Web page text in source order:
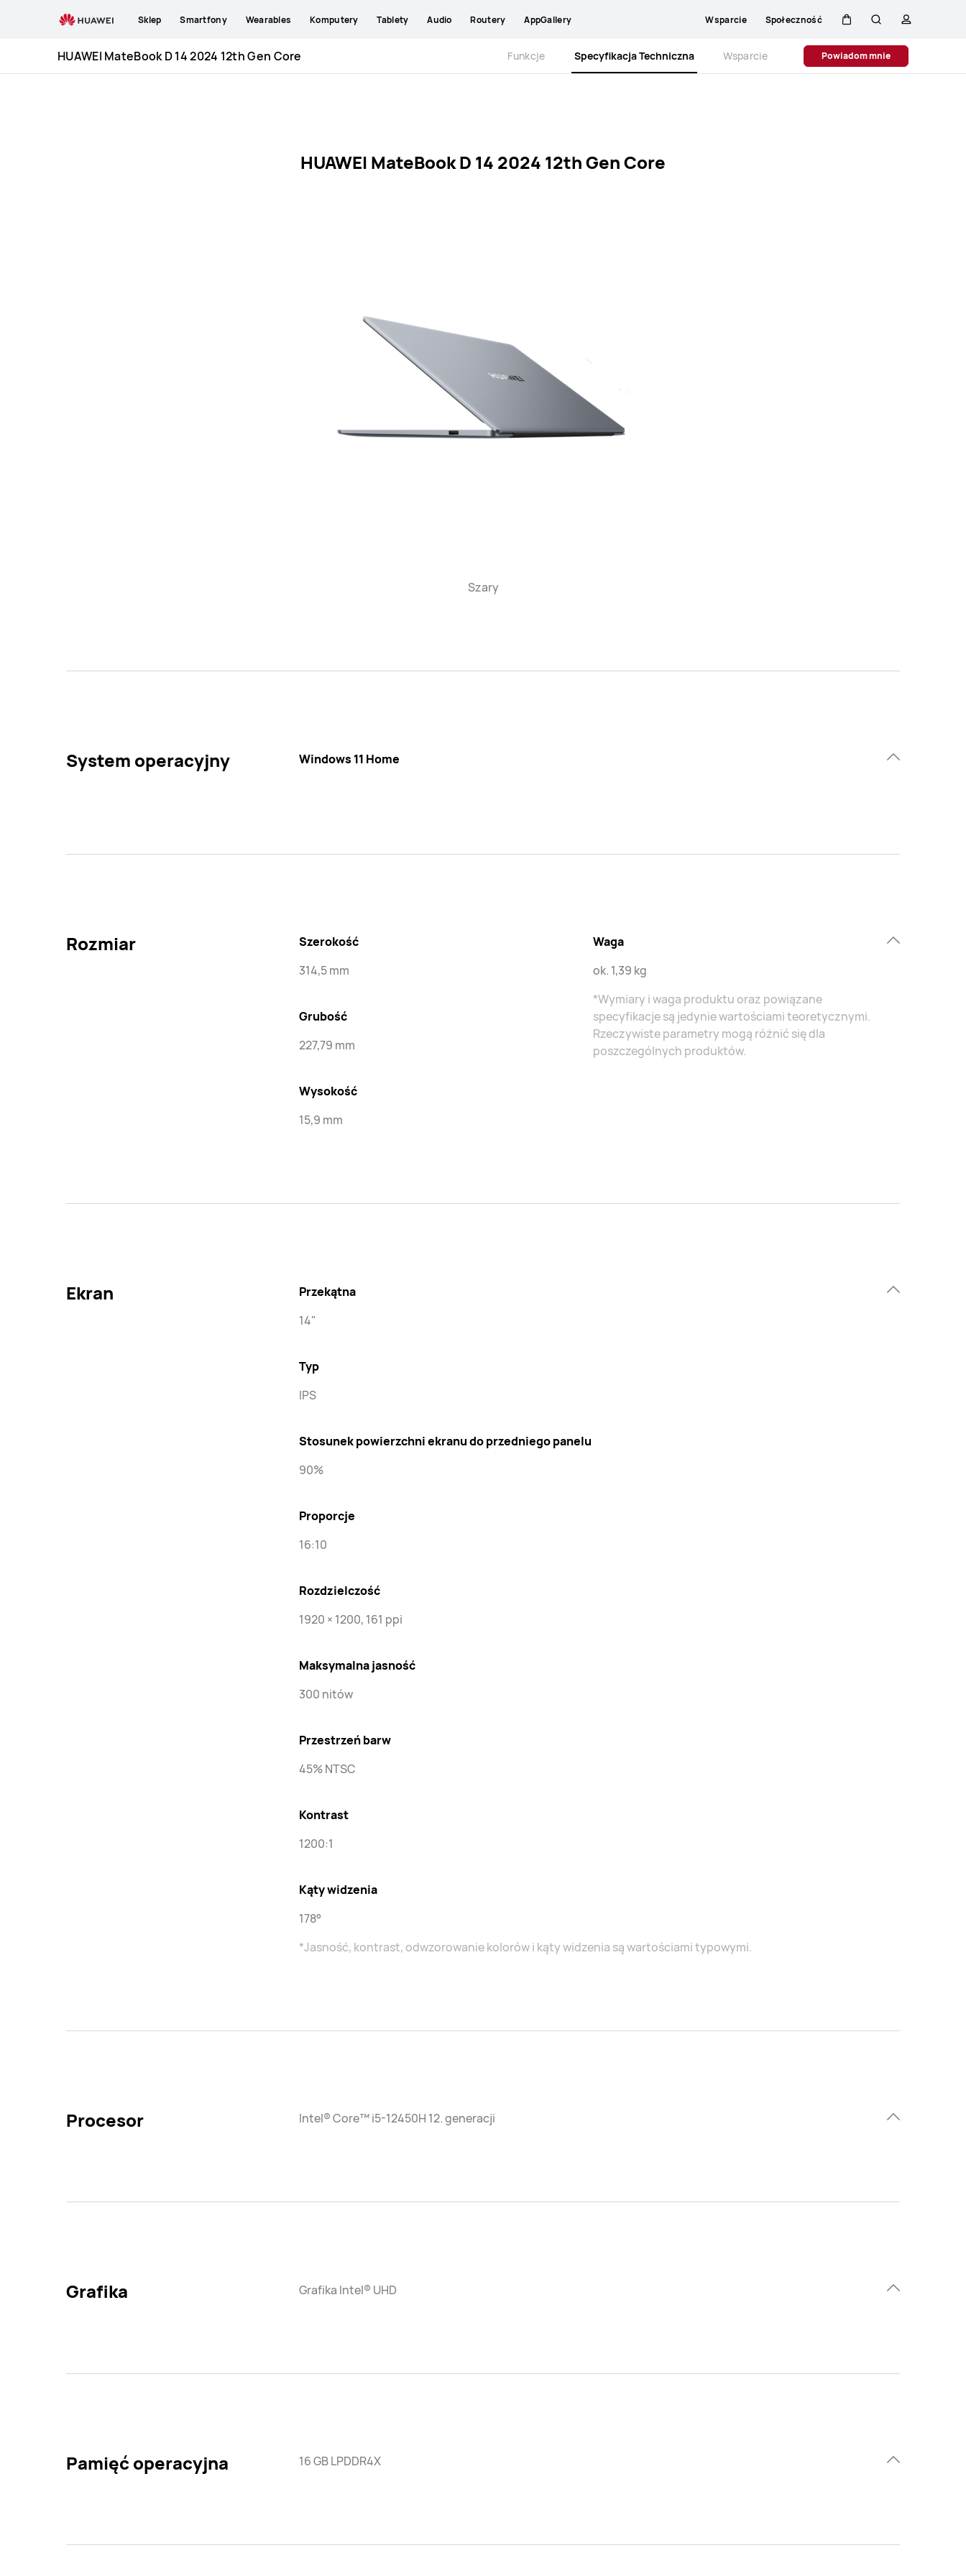
2024
Sklep Smartfony Wearables Komputery Tablety Audio Routery AppGallery Wsparcie Społeczność
HUAWEI MateBook D 14 2024 12th Gen Core Funkcje Specyfikacja Techniczna Wsparcie Powiadom mnie
HUAWEI MateBook D 14 2024 12th Gen Core
Szary
System operacyjny Windows 11 Home
Rozmiar
Szerokość
314,5 mm
Grubość
227,79 mm
Wysokość
15,9 mm
Waga
ok. 1,39 kg
*Wymiary i waga produktu oraz powiązane
specyfikacje są jedynie wartościami teoretycznymi.
Rzeczywiste parametry mogą różnić się dla
poszczególnych produktów.
Ekran
Przekątna
14"
Typ
IPS
Stosunek powierzchni ekranu do przedniego panelu
90%
Proporcje
16:10
Rozdzielczość
1920 × 1200, 161 ppi
Maksymalna jasność
300 nitów
Przestrzeń barw
45% NTSC
Kontrast
1200:1
Kąty widzenia
178°
*Jasność, kontrast, odwzorowanie kolorów i kąty widzenia są wartościami typowymi.
Procesor Intel® Core™ i5-12450H 12. generacji
Grafika Grafika Intel® UHD
Pamięć operacyjna 16 GB LPDDR4X